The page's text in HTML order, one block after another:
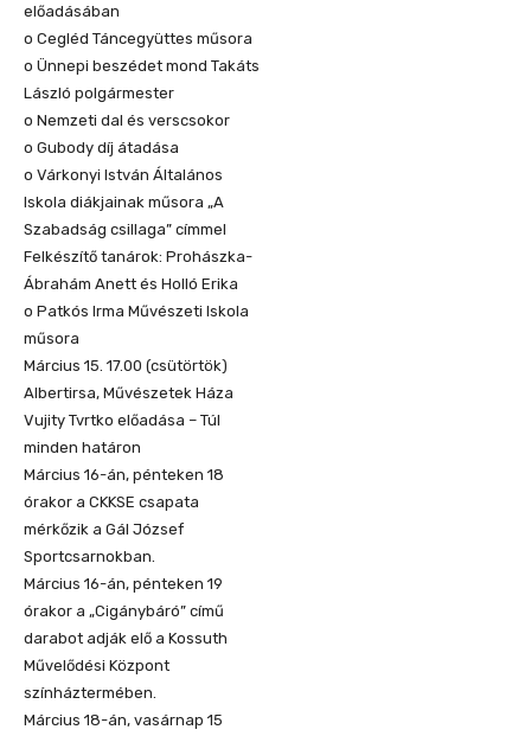
előadásában
o Cegléd Táncegyüttes műsora
o Ünnepi beszédet mond Takáts
László polgármester
o Nemzeti dal és verscsokor
o Gubody díj átadása
o Várkonyi István Általános
Iskola diákjainak műsora „A
Szabadság csillaga” címmel
Felkészítő tanárok: Prohászka-
Ábrahám Anett és Holló Erika
o Patkós Irma Művészeti Iskola
műsora
Március 15. 17.00 (csütörtök)
Albertirsa, Művészetek Háza
Vujity Tvrtko előadása – Túl
minden határon
Március 16-án, pénteken 18
órakor a CKKSE csapata
mérkőzik a Gál József
Sportcsarnokban.
Március 16-án, pénteken 19
órakor a „Cigánybáró” című
darabot adják elő a Kossuth
Művelődési Központ
színháztermében.
Március 18-án, vasárnap 15